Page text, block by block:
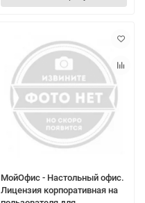
МойОфис - Настольный офис.
Лицензия корпоративная на